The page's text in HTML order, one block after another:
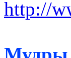
http://